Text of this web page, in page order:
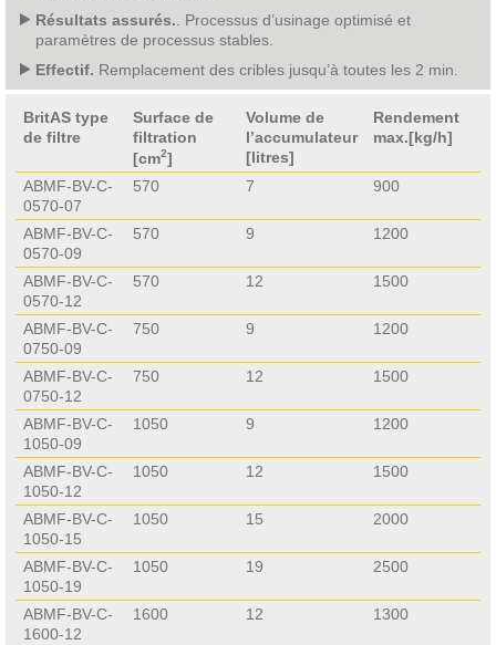
Résultats assurés. . Processus d’usinage optimisé et
paramètres de processus stables.
Effectif. Remplacement des cribles jusqu’à toutes les 2 min.
BritAS type
de filtre
Surface de
filtration
[cm2]
Volume de
l’accumulateur
[litres]
Rendement
max.[kg/h]
ABMF-BV-C-
0570-07
570 7 900
ABMF-BV-C-
0570-09
570 9 1200
ABMF-BV-C-
0570-12
570 12 1500
ABMF-BV-C-
0750-09
750 9 1200
ABMF-BV-C-
0750-12
750 12 1500
ABMF-BV-C-
1050-09
1050 9 1200
ABMF-BV-C-
1050-12
1050 12 1500
ABMF-BV-C-
1050-15
1050 15 2000
ABMF-BV-C-
1050-19
1050 19 2500
ABMF-BV-C-
1600-12
1600 12 1300